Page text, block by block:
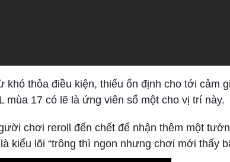
thỏa điều kiện, thiếu ổn định cho tới cảm
mùa 17 có lẽ là ứng viên số một cho vị trí này.
chơi reroll đến chết để nhận thêm một
kiểu lõi “trông thì ngon nhưng chơi mới thấy